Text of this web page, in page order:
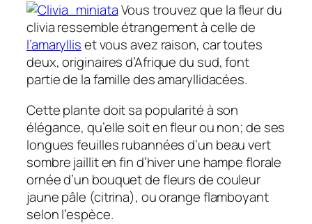
Vous trouvez que la fleur du
clivia ressemble étrangement à celle de
l’amarylliset vous avez raison, car toutes
deux, originaires d’Afrique du sud, font
partie de la famille des amaryllidacées.
Cette plante doit sa popularité à son
élégance, qu’elle soit en fleur ou non; de ses
longues feuilles rubannées d’un beau vert
sombre jaillit en fin d’hiver une hampe florale
ornée d’un bouquet de fleurs de couleur
jaune pâle (citrina), ou orange flamboyant
selon l’espèce.